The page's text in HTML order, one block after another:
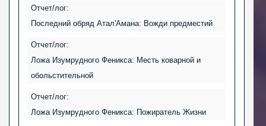
Отчет/лог:
Последний обряд Атал'Амана: Вожди предместий
Отчет/лог:
Ложа Изумрудного Феникса: Месть коварной и
обольстительной
Отчет/лог:
Ложа Изумрудного Феникса: Пожиратель Жизни